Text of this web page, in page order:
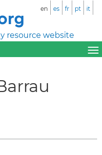
resource website
en es fr pt it